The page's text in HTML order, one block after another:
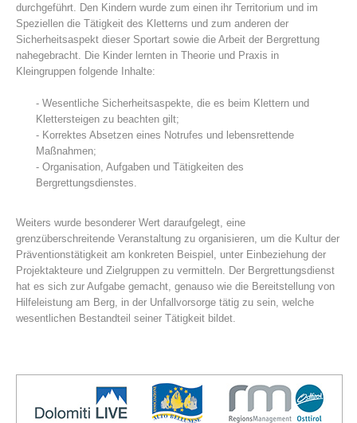
Centres de secours
durchgeführt. Den Kindern wurde zum einen ihr Territorium und im
Speziellen die Tätigkeit des Kletterns und zum anderen der
Sicherheitsaspekt dieser Sportart sowie die Arbeit der Bergrettung
nahegebracht. Die Kinder lernten in Theorie und Praxis in
Kleingruppen folgende Inhalte:
- Wesentliche Sicherheitsaspekte, die es beim Klettern und
Klettersteigen zu beachten gilt;
- Korrektes Absetzen eines Notrufes und lebensrettende
Maßnahmen;
- Organisation, Aufgaben und Tätigkeiten des
Bergrettungsdienstes.
Weiters wurde besonderer Wert daraufgelegt, eine
grenzüberschreitende Veranstaltung zu organisieren, um die Kultur der
Präventionstätigkeit am konkreten Beispiel, unter Einbeziehung der
Projektakteure und Zielgruppen zu vermitteln. Der Bergrettungsdienst
hat es sich zur Aufgabe gemacht, genauso wie die Bereitstellung von
Hilfeleistung am Berg, in der Unfallvorsorge tätig zu sein, welche
wesentlichen Bestandteil seiner Tätigkeit bildet.